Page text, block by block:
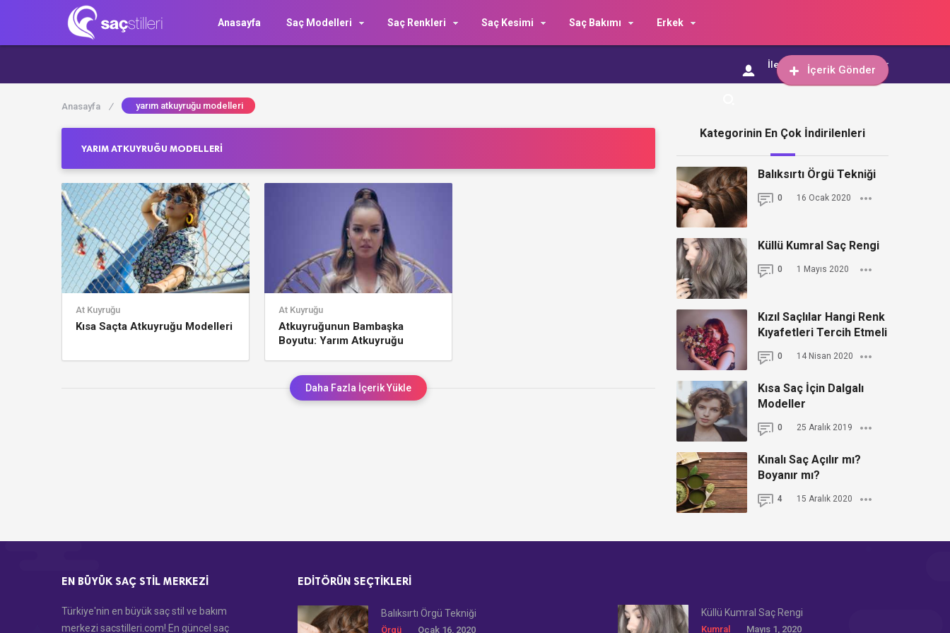
Anasayfa Saç Modelleri Saç Renkleri Saç Kesimi Saç Bakımı Erkek
İçerik Gönder
İletişim İçerik Gönder
Anasayfa / yarım atkuyruğu modelleri
YARIM ATKUYRUĞU MODELLERI
At Kuyruğu
Kısa Saçta Atkuyruğu Modelleri
At Kuyruğu
Atkuyruğunun Bambaşka
Boyutu: Yarım Atkuyruğu
Daha Fazla İçerik Yükle
Kategorinin En Çok İndirilenleri
Balıksırtı Örgü Tekniği
0 16 Ocak 2020
Küllü Kumral Saç Rengi
0 1 Mayıs 2020
Kızıl Saçlılar Hangi Renk
Kıyafetleri Tercih Etmeli
0 14 Nisan 2020
Kısa Saç İçin Dalgalı
Modeller
0 25 Aralık 2019
Kınalı Saç Açılır mı?
Boyanır mı?
4 15 Aralık 2020
EN BÜYÜK SAÇ STIL MERKEZI
Türkiye'nin en büyük saç stil ve bakım
merkezi sacstilleri.com! En güncel saç
EDITÖRÜN SEÇTIKLERI
Balıksırtı Örgü Tekniği
Örgü Ocak 16, 2020
Küllü Kumral Saç Rengi
Kumral Mayıs 1, 2020